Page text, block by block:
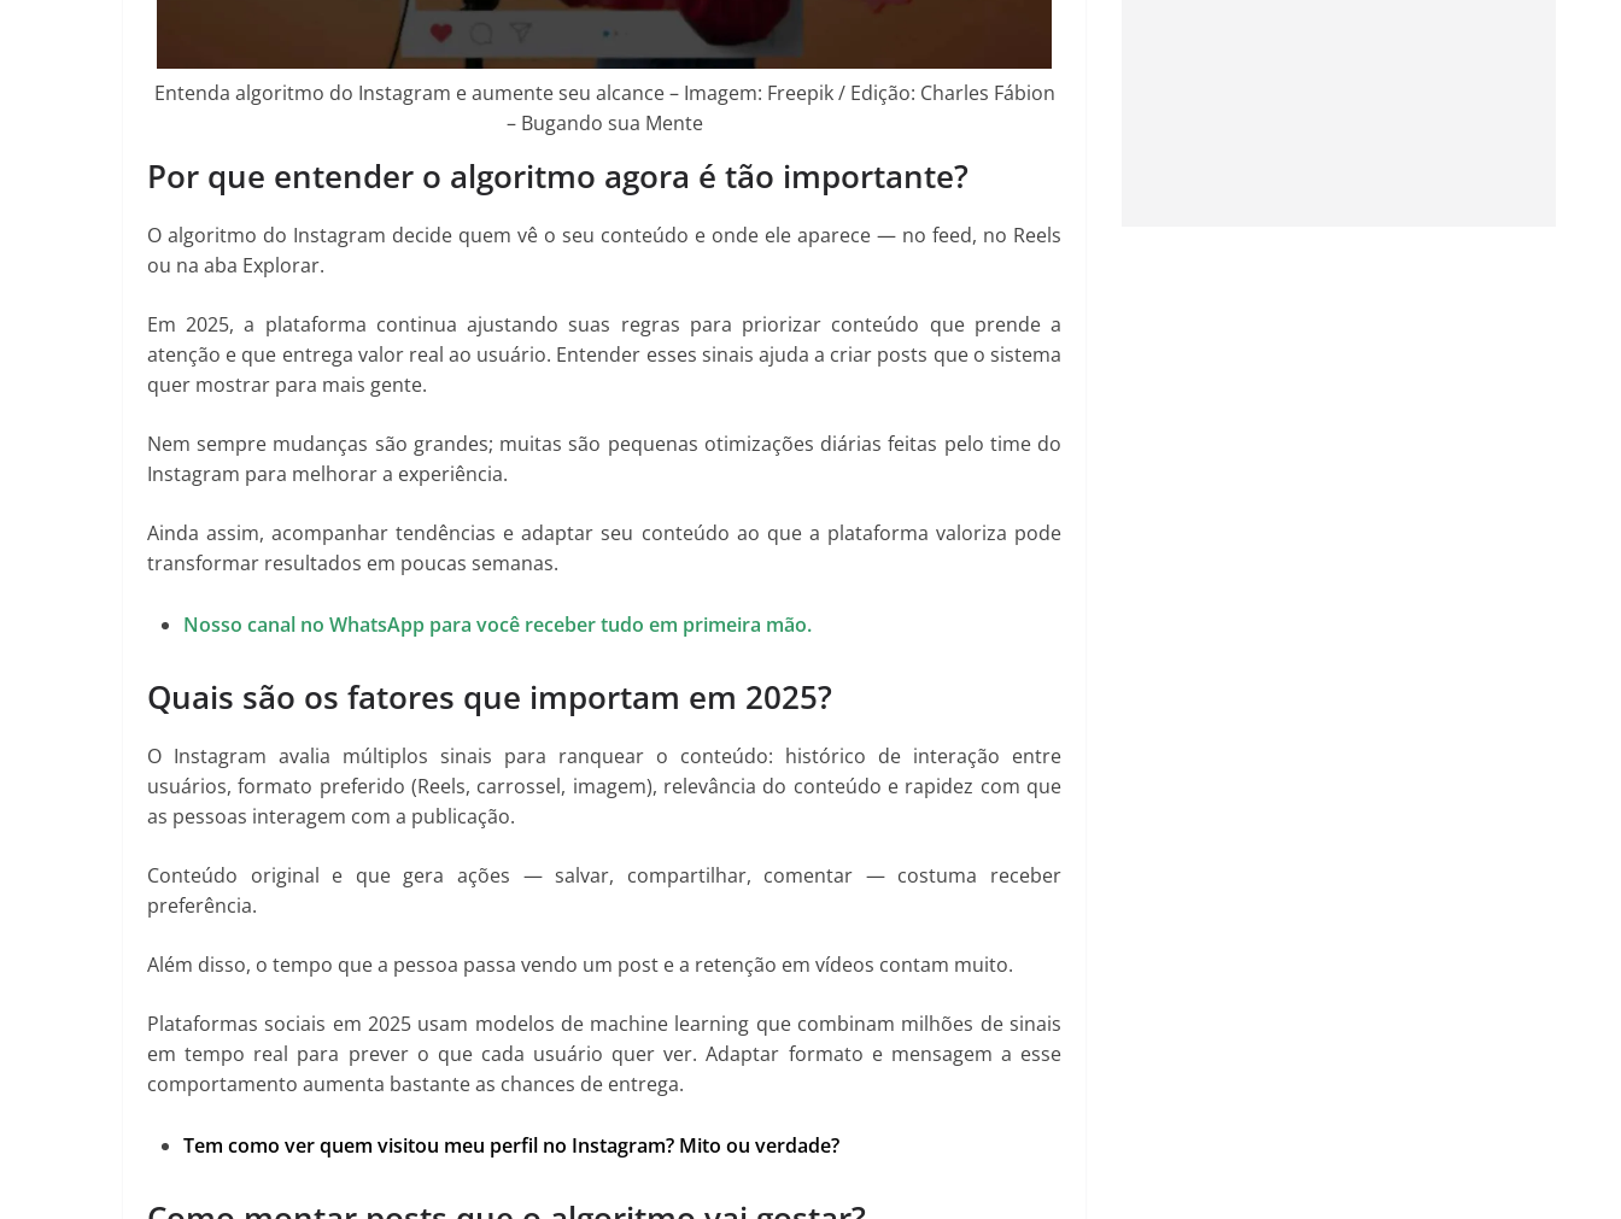
Entenda algoritmo do Instagram e aumente seu alcance – Imagem: Freepik / Edição: Charles Fábion
– Bugando sua Mente
Por que entender o algoritmo agora é tão importante?
O algoritmo do Instagram decide quem vê o seu conteúdo e onde ele aparece — no feed, no Reels
ou na aba Explorar.
Em 2025, a plataforma continua ajustando suas regras para priorizar conteúdo que prende a
atenção e que entrega valor real ao usuário. Entender esses sinais ajuda a criar posts que o sistema
quer mostrar para mais gente.
Nem sempre mudanças são grandes; muitas são pequenas otimizações diárias feitas pelo time do
Instagram para melhorar a experiência.
Ainda assim, acompanhar tendências e adaptar seu conteúdo ao que a plataforma valoriza pode
transformar resultados em poucas semanas.
Nosso canal no WhatsApp para você receber tudo em primeira mão.
Quais são os fatores que importam em 2025?
O Instagram avalia múltiplos sinais para ranquear o conteúdo: histórico de interação entre
usuários, formato preferido (Reels, carrossel, imagem), relevância do conteúdo e rapidez com que
as pessoas interagem com a publicação.
Conteúdo original e que gera ações — salvar, compartilhar, comentar — costuma receber
preferência.
Além disso, o tempo que a pessoa passa vendo um post e a retenção em vídeos contam muito.
Plataformas sociais em 2025 usam modelos de machine learning que combinam milhões de sinais
em tempo real para prever o que cada usuário quer ver. Adaptar formato e mensagem a esse
comportamento aumenta bastante as chances de entrega.
Tem como ver quem visitou meu perfil no Instagram? Mito ou verdade?